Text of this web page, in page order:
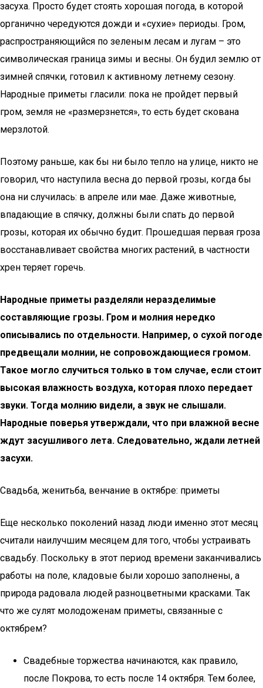
засуха. Просто будет стоять хорошая погода, в которой
органично чередуются дожди и «сухие» периоды. Гром,
распространяющийся по зеленым лесам и лугам – это
символическая граница зимы и весны. Он будил землю от
зимней спячки, готовил к активному летнему сезону.
Народные приметы гласили: пока не пройдет первый
гром, земля не «размерзнется», то есть будет скована
мерзлотой.
Поэтому раньше, как бы ни было тепло на улице, никто не
говорил, что наступила весна до первой грозы, когда бы
она ни случилась: в апреле или мае. Даже животные,
впадающие в спячку, должны были спать до первой
грозы, которая их обычно будит. Прошедшая первая гроза
восстанавливает свойства многих растений, в частности
хрен теряет горечь.
Народные приметы разделяли неразделимые
составляющие грозы. Гром и молния нередко
описывались по отдельности. Например, о сухой погоде
предвещали молнии, не сопровождающиеся громом.
Такое могло случиться только в том случае, если стоит
высокая влажность воздуха, которая плохо передает
звуки. Тогда молнию видели, а звук не слышали.
Народные поверья утверждали, что при влажной весне
ждут засушливого лета. Следовательно, ждали летней
засухи.
Свадьба, женитьба, венчание в октябре: приметы
Еще несколько поколений назад люди именно этот месяц
считали наилучшим месяцем для того, чтобы устраивать
свадьбу. Поскольку в этот период времени заканчивались
работы на поле, кладовые были хорошо заполнены, а
природа радовала людей разноцветными красками. Так
что же сулят молодоженам приметы, связанные с
октябрем?
Свадебные торжества начинаются, как правило,
после Покрова, то есть после 14 октября. Тем более,